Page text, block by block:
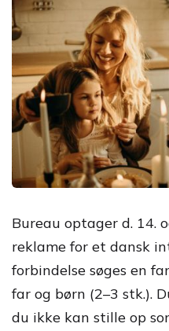
Bureau optager d. 14.
reklame for et dansk
forbindelse søges en
far og børn (2–3 stk.).
du ikke kan stille op